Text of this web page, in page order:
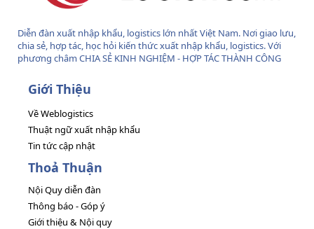
Diễn đàn xuất nhập khẩu, logistics lớn nhất Việt Nam. Nơi giao lưu,
chia sẻ, hợp tác, học hỏi kiến thức xuất nhập khẩu, logistics. Với
phương châm CHIA SẺ KINH NGHIỆM - HỢP TÁC THÀNH CÔNG
Giới Thiệu
Về Weblogistics
Thuật ngữ xuất nhập khẩu
Tin tức cập nhật
Thoả Thuận
Nội Quy diễn đàn
Thông báo - Góp ý
Giới thiệu & Nội quy